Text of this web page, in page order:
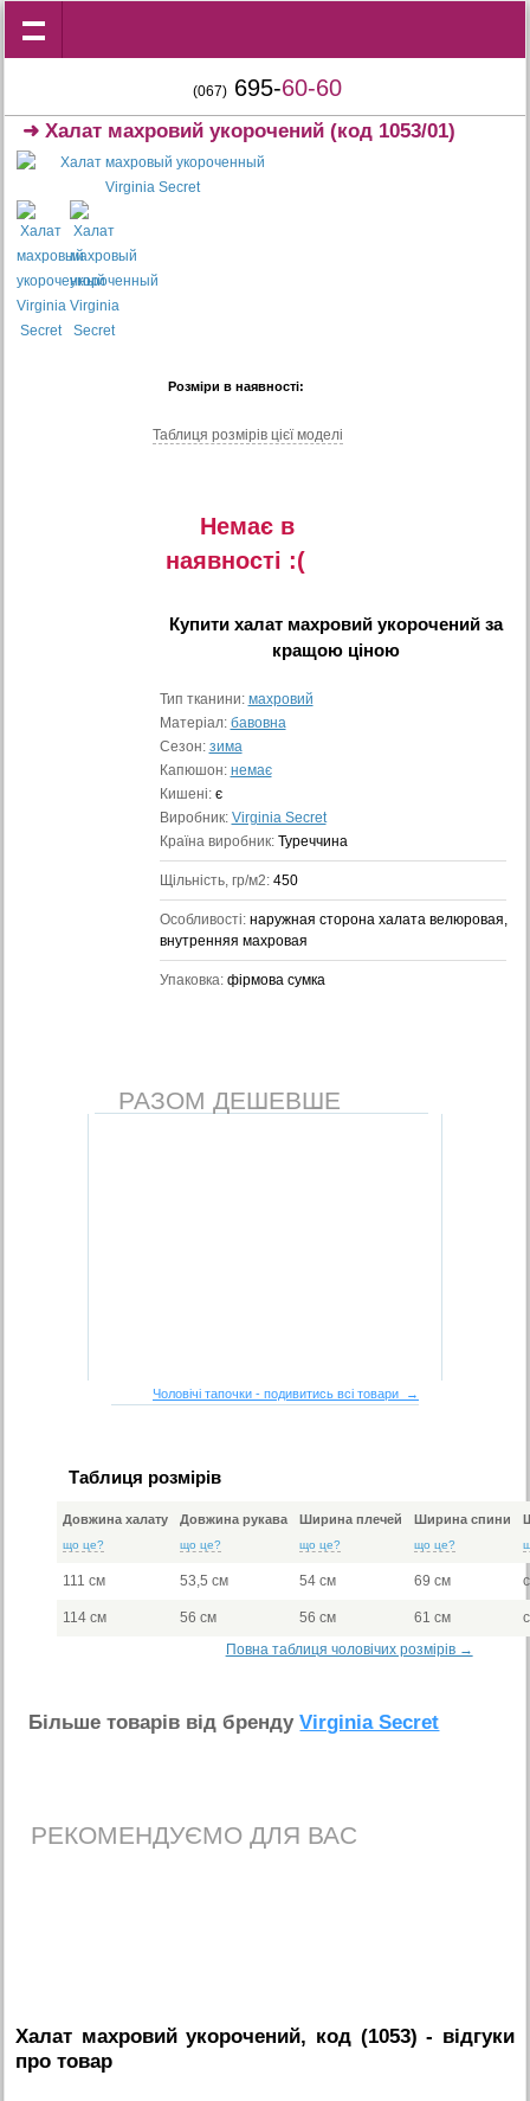
(067) 695-60-60
➜Халат махровий укорочений (код 1053/01)
Розміри в наявності:
Таблиця розмiрiв цiєї моделi
Немає в
наявностi :(
Купити халат махровий укороченийза
кращою ціною
Тип тканини: махровий
Матеріал: бавовна
Сезон: зима
Капюшон: немає
Кишені: є
Виробник: Virginia Secret
Країна виробник: Туреччина
Щільність, гр/м2: 450
Особливості: наружная сторона халата велюровая,
внутренняя махровая
Упаковка: фірмова сумка
РАЗОМ ДЕШЕВШЕ
Чоловічі тапочки - подивитись всі товари →
Таблиця розмірів
Довжина халату
що це?
Довжина рукава
що це?
Ширина плечей
що це?
Ширина спини
що це?
111 см 53,5 см 54 см 69 см
114 см 56 см 56 см 61 см
Повна таблиця чоловічих розмірів →
Бiльше товарiв вiд брендуVirginia Secret
РЕКОМЕНДУЄМО ДЛЯ ВАС
Халат махровий укорочений, код (1053) - вiдгуки
про товар